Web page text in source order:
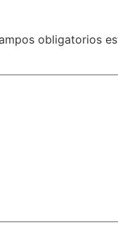
obligatorios